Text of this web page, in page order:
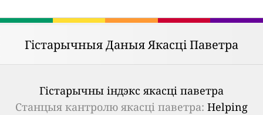
Гістарычныя Даныя Якасці Паветра
Гістарычны індэкс якасці паветра
Станцыя кантролю якасці паветра: Helping